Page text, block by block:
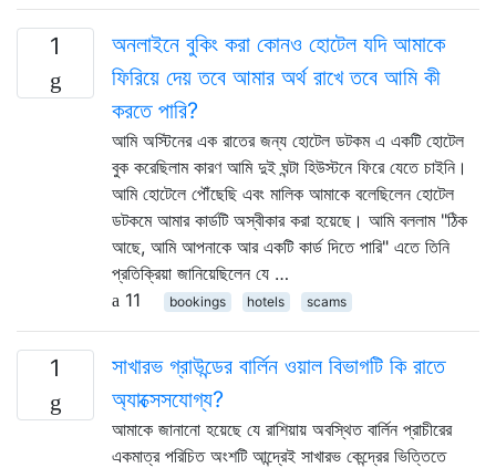
1
অনলাইনে বুকিং করা কোনও হোটেল যদি আমাকে
ফিরিয়ে দেয় তবে আমার অর্থ রাখে তবে আমি কী
করতে পারি?
আমি অস্টিনের এক রাতের জন্য হোটেল ডটকম এ একটি হোটেল
বুক করেছিলাম কারণ আমি দুই ঘন্টা হিউস্টনে ফিরে যেতে চাইনি।
আমি হোটেলে পৌঁছেছি এবং মালিক আমাকে বলেছিলেন হোটেল
ডটকমে আমার কার্ডটি অস্বীকার করা হয়েছে। আমি বললাম "ঠিক
আছে, আমি আপনাকে আর একটি কার্ড দিতে পারি" এতে তিনি
প্রতিক্রিয়া জানিয়েছিলেন যে …
11
bookings hotels scams
1
সাখারভ গ্রাউন্ডের বার্লিন ওয়াল বিভাগটি কি রাতে
অ্যাক্সেসযোগ্য?
আমাকে জানানো হয়েছে যে রাশিয়ায় অবস্থিত বার্লিন প্রাচীরের
একমাত্র পরিচিত অংশটি আন্দ্রেই সাখারভ কেন্দ্রের ভিত্তিতে